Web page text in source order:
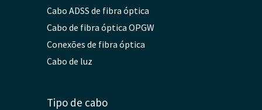
Cabo ADSS de fibra óptica
Cabo de fibra óptica OPGW
Conexões de fibra óptica
Cabo de luz
Tipo de cabo